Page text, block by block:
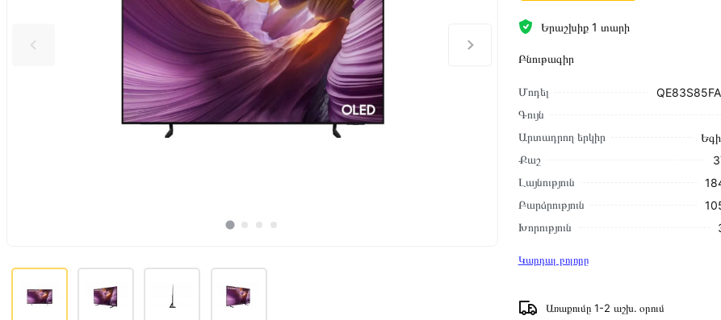
Երաշխիք 1 տարի
Բնութագիր
Մոդել
Գույն
Արտադրող երկիր
Քաշ
Լայնություն
Բարձրություն
Խորություն
Կարդալ բոլորը
Առաքումը 1-2 աշխ․ օրում